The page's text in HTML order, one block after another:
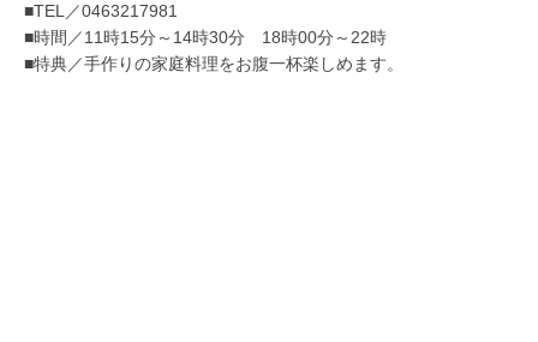
■TEL／0463217981
■時間／11時15分～14時30分 18時00分～22時
■特典／手作りの家庭料理をお腹一杯楽しめます。